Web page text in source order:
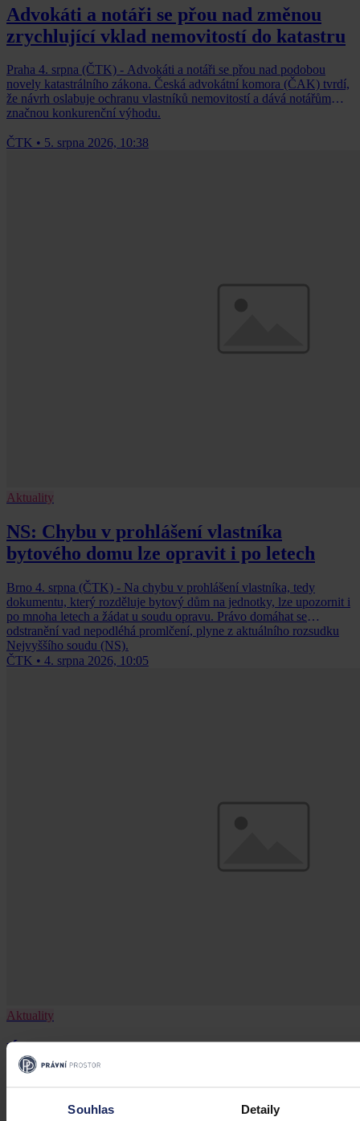
Souhlas Detaily
Advokáti a notáři se přou nad změnou
zrychlující vklad nemovitostí do katastru
Praha 4. srpna (ČTK) - Advokáti a notáři se přou nad podobou
novely katastrálního zákona. Česká advokátní komora (ČAK) tvrdí,
že návrh oslabuje ochranu vlastníků nemovitostí a dává notářům
značnou konkurenční výhodu.
ČTK • 5. srpna 2026, 10:38
Aktuality
NS: Chybu v prohlášení vlastníka
bytového domu lze opravit i po letech
Brno 4. srpna (ČTK) - Na chybu v prohlášení vlastníka, tedy
dokumentu, který rozděluje bytový dům na jednotky, lze upozornit i
po mnoha letech a žádat u soudu opravu. Právo domáhat se
odstranění vad nepodléhá promlčení, plyne z aktuálního rozsudku
Nejvyššího soudu (NS).
ČTK • 4. srpna 2026, 10:05
Aktuality
Úkladná vražda a některé další činy by
mohly být nepromlčitelné, navrhla